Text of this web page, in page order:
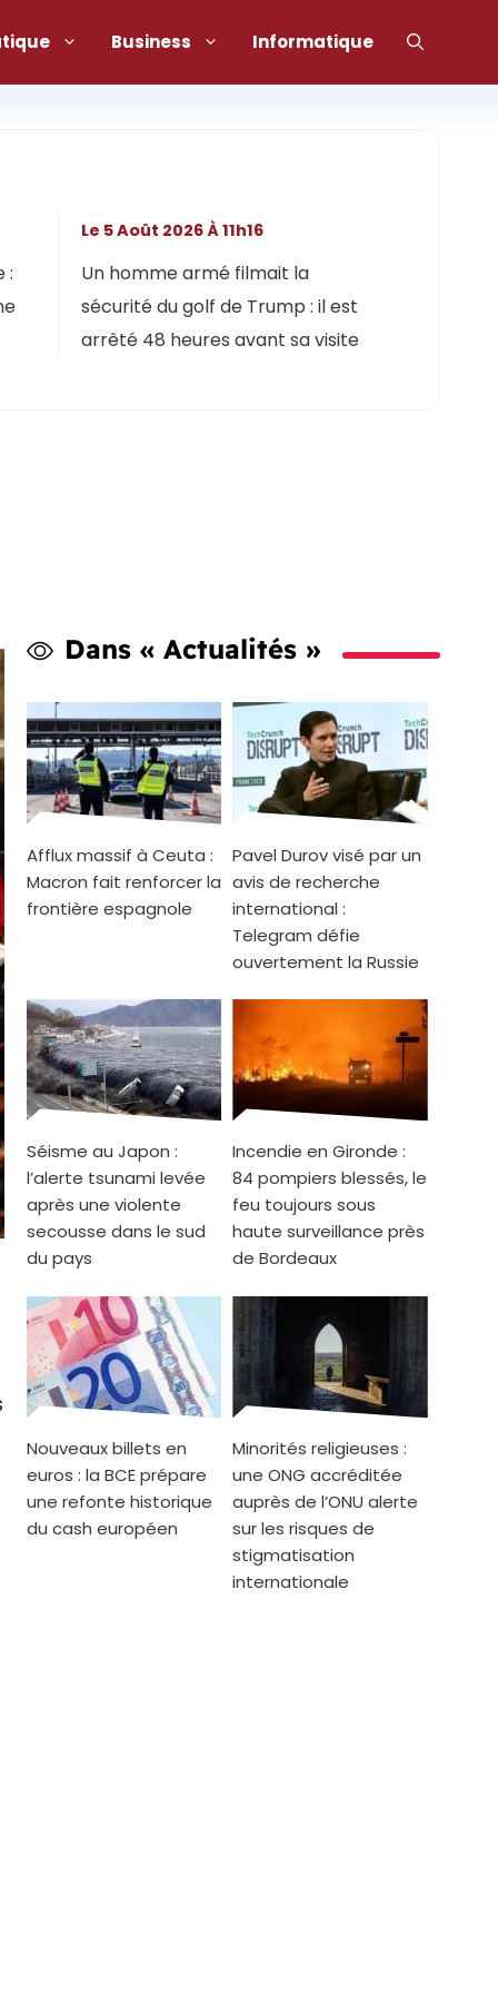
Business Informatique
:
Un homme armé filmait la
sécurité du golf de Trump : il est
arrêté 48 heures avant sa visite
Le 5 Août 2026 À 11h16
Dans « Actualités »
Afflux massif à Ceuta :
Macron fait renforcer la
frontière espagnole
Pavel Durov visé par un
avis de recherche
international :
Telegram défie
ouvertement la Russie
Séisme au Japon :
l’alerte tsunami levée
après une violente
secousse dans le sud
du pays
Incendie en Gironde :
84 pompiers blessés, le
feu toujours sous
haute surveillance près
de Bordeaux
Nouveaux billets en
euros : la BCE prépare
une refonte historique
du cash européen
Minorités religieuses :
une ONG accréditée
auprès de l’ONU alerte
sur les risques de
stigmatisation
internationale